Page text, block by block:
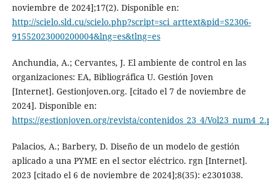
noviembre de 2024];17(2). Disponible en:
http://scielo.sld.cu/scielo.php?script=sci_arttext&pid=S2306-
91552023000200004&lng=es&tlng=es
Anchundia, A.; Cervantes, J. El ambiente de control en las
organizaciones: EA, Bibliográfica U. Gestión Joven
[Internet]. Gestionjoven.org. [citado el 7 de noviembre de
2024]. Disponible en:
https://gestionjoven.org/revista/contenidos_23_4/
Palacios, A.; Barbery, D. Diseño de un modelo de gestión
aplicado a una PYME en el sector eléctrico. rgn [Internet].
2023 [citado el 6 de noviembre de 2024];8(35): e2301038.